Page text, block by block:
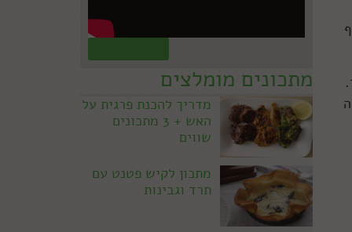
מתכונים מומלצים
מדריך להכנת פרגית על
האש + 3 מתכונים
שווים
מתכון לקיש פטנט עם
תרד וגבינות